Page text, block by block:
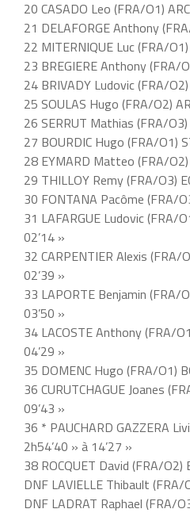
20 CASADO Leo (FRA/O1)
21 DELAFORGE Anthony
22 MITERNIQUE Luc (FRA/
23 BREGIERE Anthony (FRA/
24 BRIVADY Ludovic (FRA/
25 SOULAS Hugo (FRA/O2)
26 SERRUT Mathias (FRA/
27 BOURDIC Hugo (FRA/O1)
28 EYMARD Matteo (FRA/
29 THILLOY Remy (FRA/O3)
30 FONTANA Pacôme (FRA/
31 LAFARGUE Ludovic (FRA/
02’14 »
32 CARPENTIER Alexis (FRA/
02’39 »
33 LAPORTE Benjamin (FRA/
03’50 »
34 LACOSTE Anthony (FRA/
04’29 »
35 DOMENC Hugo (FRA/O1)
36 CURUTCHAGUE Joanes
09’43 »
36 * PAUCHARD GAZZERA
2h54’40 » à 14’27 »
38 ROCQUET David (FRA/O2)
DNF LAVIELLE Thibault (FRA/
DNF LADRAT Raphael (FRA/